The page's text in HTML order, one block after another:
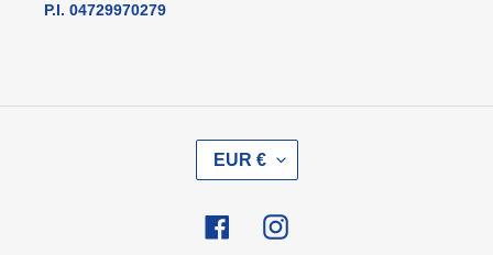
P.I. 04729970279
A
U
T
EUR €
FacebookInstagram